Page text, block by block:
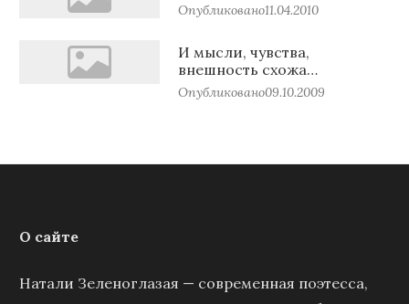
Опубликовано11.04.2010
И мысли, чувства,
внешность схожа…
Опубликовано09.10.2009
О сайте
Натали Зеленоглазая — современная поэтесса,